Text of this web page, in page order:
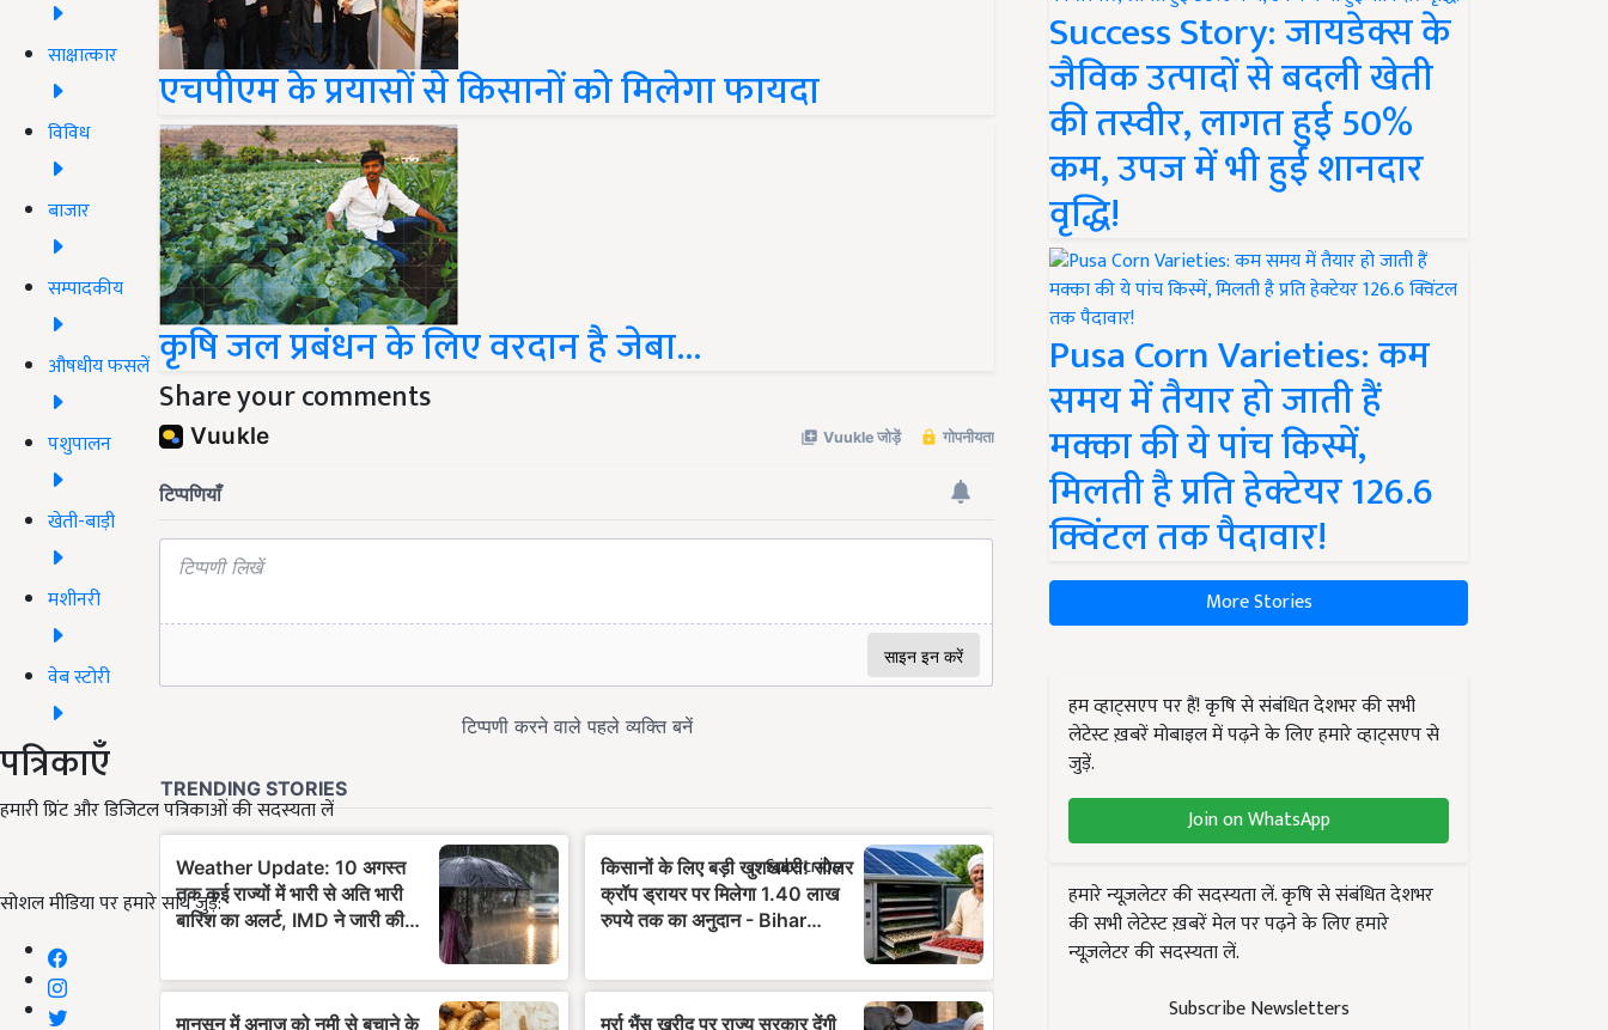
साक्षात्कार
विविध
बाजार
सम्पादकीय
औषधीय फसलें
पशुपालन
खेती-बाड़ी
मशीनरी
वेब स्टोरी
पत्रिकाएँ
हमारी प्रिंट और डिजिटल पत्रिकाओं की सदस्यता लें
Subscribe
सोशल मीडिया पर हमारे साथ जुड़ें:
एचपीएम के प्रयासों से किसानों को मिलेगा फायदा
कृषि जल प्रबंधन के लिए वरदान है जेबा...
Share your comments
Success Story: जायडेक्स के
जैविक उत्पादों से बदली खेती
की तस्वीर, लागत हुई 50%
कम, उपज में भी हुई शानदार
वृद्धि!
Pusa Corn Varieties: कम
समय में तैयार हो जाती हैं
मक्का की ये पांच किस्में,
मिलती है प्रति हेक्टेयर 126.6
क्विंटल तक पैदावार!
More Stories
हम व्हाट्सएप पर हैं! कृषि से संबंधित देशभर की सभी
लेटेस्ट ख़बरें मोबाइल में पढ़ने के लिए हमारे व्हाट्सएप से
जुड़ें.
Join on WhatsApp
हमारे न्यूज़लेटर की सदस्यता लें. कृषि से संबंधित देशभर
की सभी लेटेस्ट ख़बरें मेल पर पढ़ने के लिए हमारे
न्यूज़लेटर की सदस्यता लें.
Subscribe Newsletters